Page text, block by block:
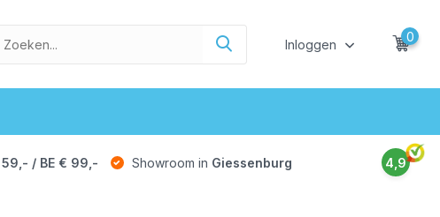
Inloggen
0
59,- / BE € 99,- Showroom in Giessenburg 4,9